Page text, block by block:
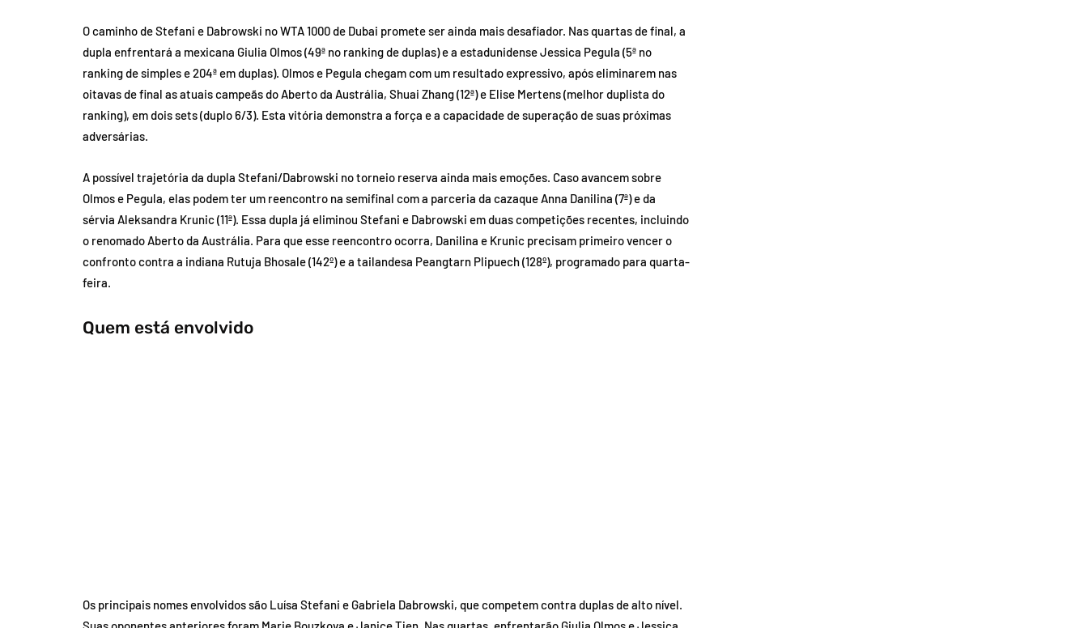
O caminho de Stefani e Dabrowski no WTA 1000 de Dubai promete ser ainda mais desafiador. Nas quartas de final, a
dupla enfrentará a mexicana Giulia Olmos (49ª no ranking de duplas) e a estadunidense Jessica Pegula (5ª no
ranking de simples e 204ª em duplas). Olmos e Pegula chegam com um resultado expressivo, após eliminarem nas
oitavas de final as atuais campeãs do Aberto da Austrália, Shuai Zhang (12ª) e Elise Mertens (melhor duplista do
ranking), em dois sets (duplo 6/3). Esta vitória demonstra a força e a capacidade de superação de suas próximas
adversárias.
A possível trajetória da dupla Stefani/Dabrowski no torneio reserva ainda mais emoções. Caso avancem sobre
Olmos e Pegula, elas podem ter um reencontro na semifinal com a parceria da cazaque Anna Danilina (7ª) e da
sérvia Aleksandra Krunic (11ª). Essa dupla já eliminou Stefani e Dabrowski em duas competições recentes, incluindo
o renomado Aberto da Austrália. Para que esse reencontro ocorra, Danilina e Krunic precisam primeiro vencer o
confronto contra a indiana Rutuja Bhosale (142º) e a tailandesa Peangtarn Plipuech (128º), programado para quarta-
feira.
Quem está envolvido
Os principais nomes envolvidos são Luísa Stefani e Gabriela Dabrowski, que competem contra duplas de alto nível.